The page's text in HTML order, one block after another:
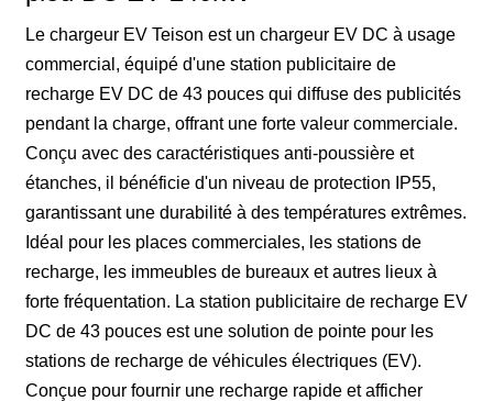
Le chargeur EV Teison est un chargeur EV DC à usage
commercial, équipé d'une station publicitaire de
recharge EV DC de 43 pouces qui diffuse des publicités
pendant la charge, offrant une forte valeur commerciale.
Conçu avec des caractéristiques anti-poussière et
étanches, il bénéficie d'un niveau de protection IP55,
garantissant une durabilité à des températures extrêmes.
Idéal pour les places commerciales, les stations de
recharge, les immeubles de bureaux et autres lieux à
forte fréquentation. La station publicitaire de recharge EV
DC de 43 pouces est une solution de pointe pour les
stations de recharge de véhicules électriques (EV).
Conçue pour fournir une recharge rapide et afficher